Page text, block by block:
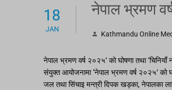
18
JAN
नेपाल भ्रमण
Kathmandu Online
नेपाल भ्रमण वर्ष २०२५’ को घोषणा तथा
संयुक्त आयोजनामा ‘नेपाल भ्रमण वर्ष २०२५’ को
जल तथा सिंचाइ मन्त्री दिपक खड्का, नेपालका